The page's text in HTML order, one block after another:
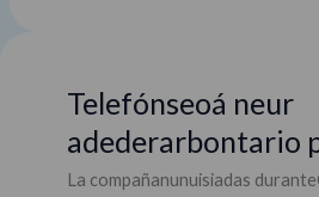
Telefónseoá neur
adederarbontario
La compañanunuisiadas
Telefónseoá
neur
adederarbontario
p2050ad�a